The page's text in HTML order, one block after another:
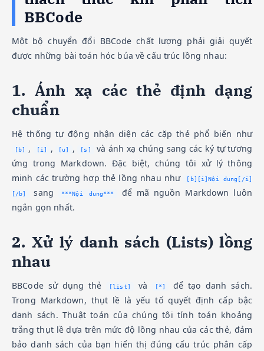
BBCode
Một bộ chuyển đổi BBCode chất lượng phải giải quyết
được những bài toán hóc búa về cấu trúc lồng nhau:
1. Ánh xạ các thẻ định dạng
chuẩn
Hệ thống tự động nhận diện các cặp thẻ phổ biến như
[b] , [i] , [u] , [s]
và ánh xạ chúng sang các ký tự tương
ứng trong Markdown. Đặc biệt, chúng tôi xử lý thông
minh các trường hợp thẻ lồng nhau như
[b][i]Nội dung[/i]
[/b] sang ***Nội dung***
để mã nguồn Markdown luôn
ngắn gọn nhất.
2. Xử lý danh sách (Lists) lồng
nhau
BBCode sử dụng thẻ [list] và [*]
để tạo danh sách.
Trong Markdown, thụt lề là yếu tố quyết định cấp bậc
danh sách. Thuật toán của chúng tôi tính toán khoảng
trắng thụt lề dựa trên mức độ lồng nhau của các thẻ, đảm
bảo danh sách của bạn hiển thị đúng cấu trúc phân cấp